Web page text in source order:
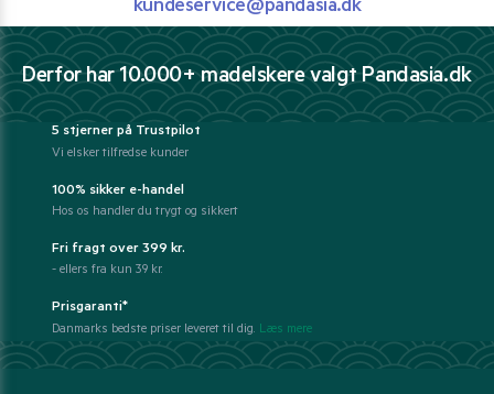
kundeservice@pandasia.dk
Derfor har 10.000+ madelskere valgt Pandasia.dk
5 stjerner på Trustpilot
Vi elsker tilfredse kunder
100% sikker e-handel
Hos os handler du trygt og sikkert
Fri fragt over 399 kr.
- ellers fra kun 39 kr.
Prisgaranti*
Danmarks bedste priser leveret til dig. Læs mere